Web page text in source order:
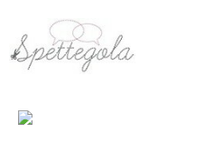
contenuto